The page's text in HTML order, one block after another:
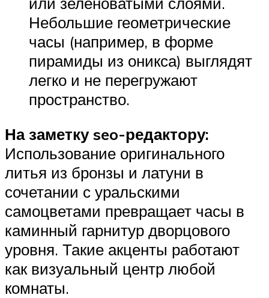
Небольшие геометрические
часы (например, в форме
пирамиды из оникса) выглядят
легко и не перегружают
пространство.
На заметку seo-редактору:
Использование оригинального
литья из бронзы и латуни в
сочетании с уральскими
самоцветами превращает часы в
каминный гарнитур дворцового
уровня. Такие акценты работают
как визуальный центр любой
комнаты.